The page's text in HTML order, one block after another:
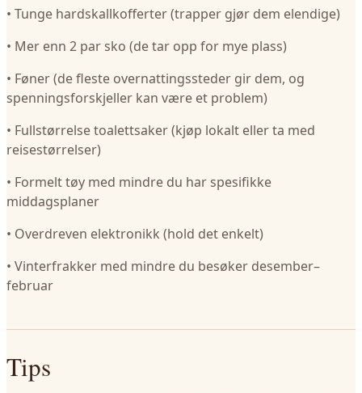
• Tunge hardskallkofferter (trapper gjør dem elendige)
• Mer enn 2 par sko (de tar opp for mye plass)
• Føner (de fleste overnattingssteder gir dem, og
spenningsforskjeller kan være et problem)
• Fullstørrelse toalettsaker (kjøp lokalt eller ta med
reisestørrelser)
• Formelt tøy med mindre du har spesifikke
middagsplaner
• Overdreven elektronikk (hold det enkelt)
• Vinterfrakker med mindre du besøker desember–
februar
Tips